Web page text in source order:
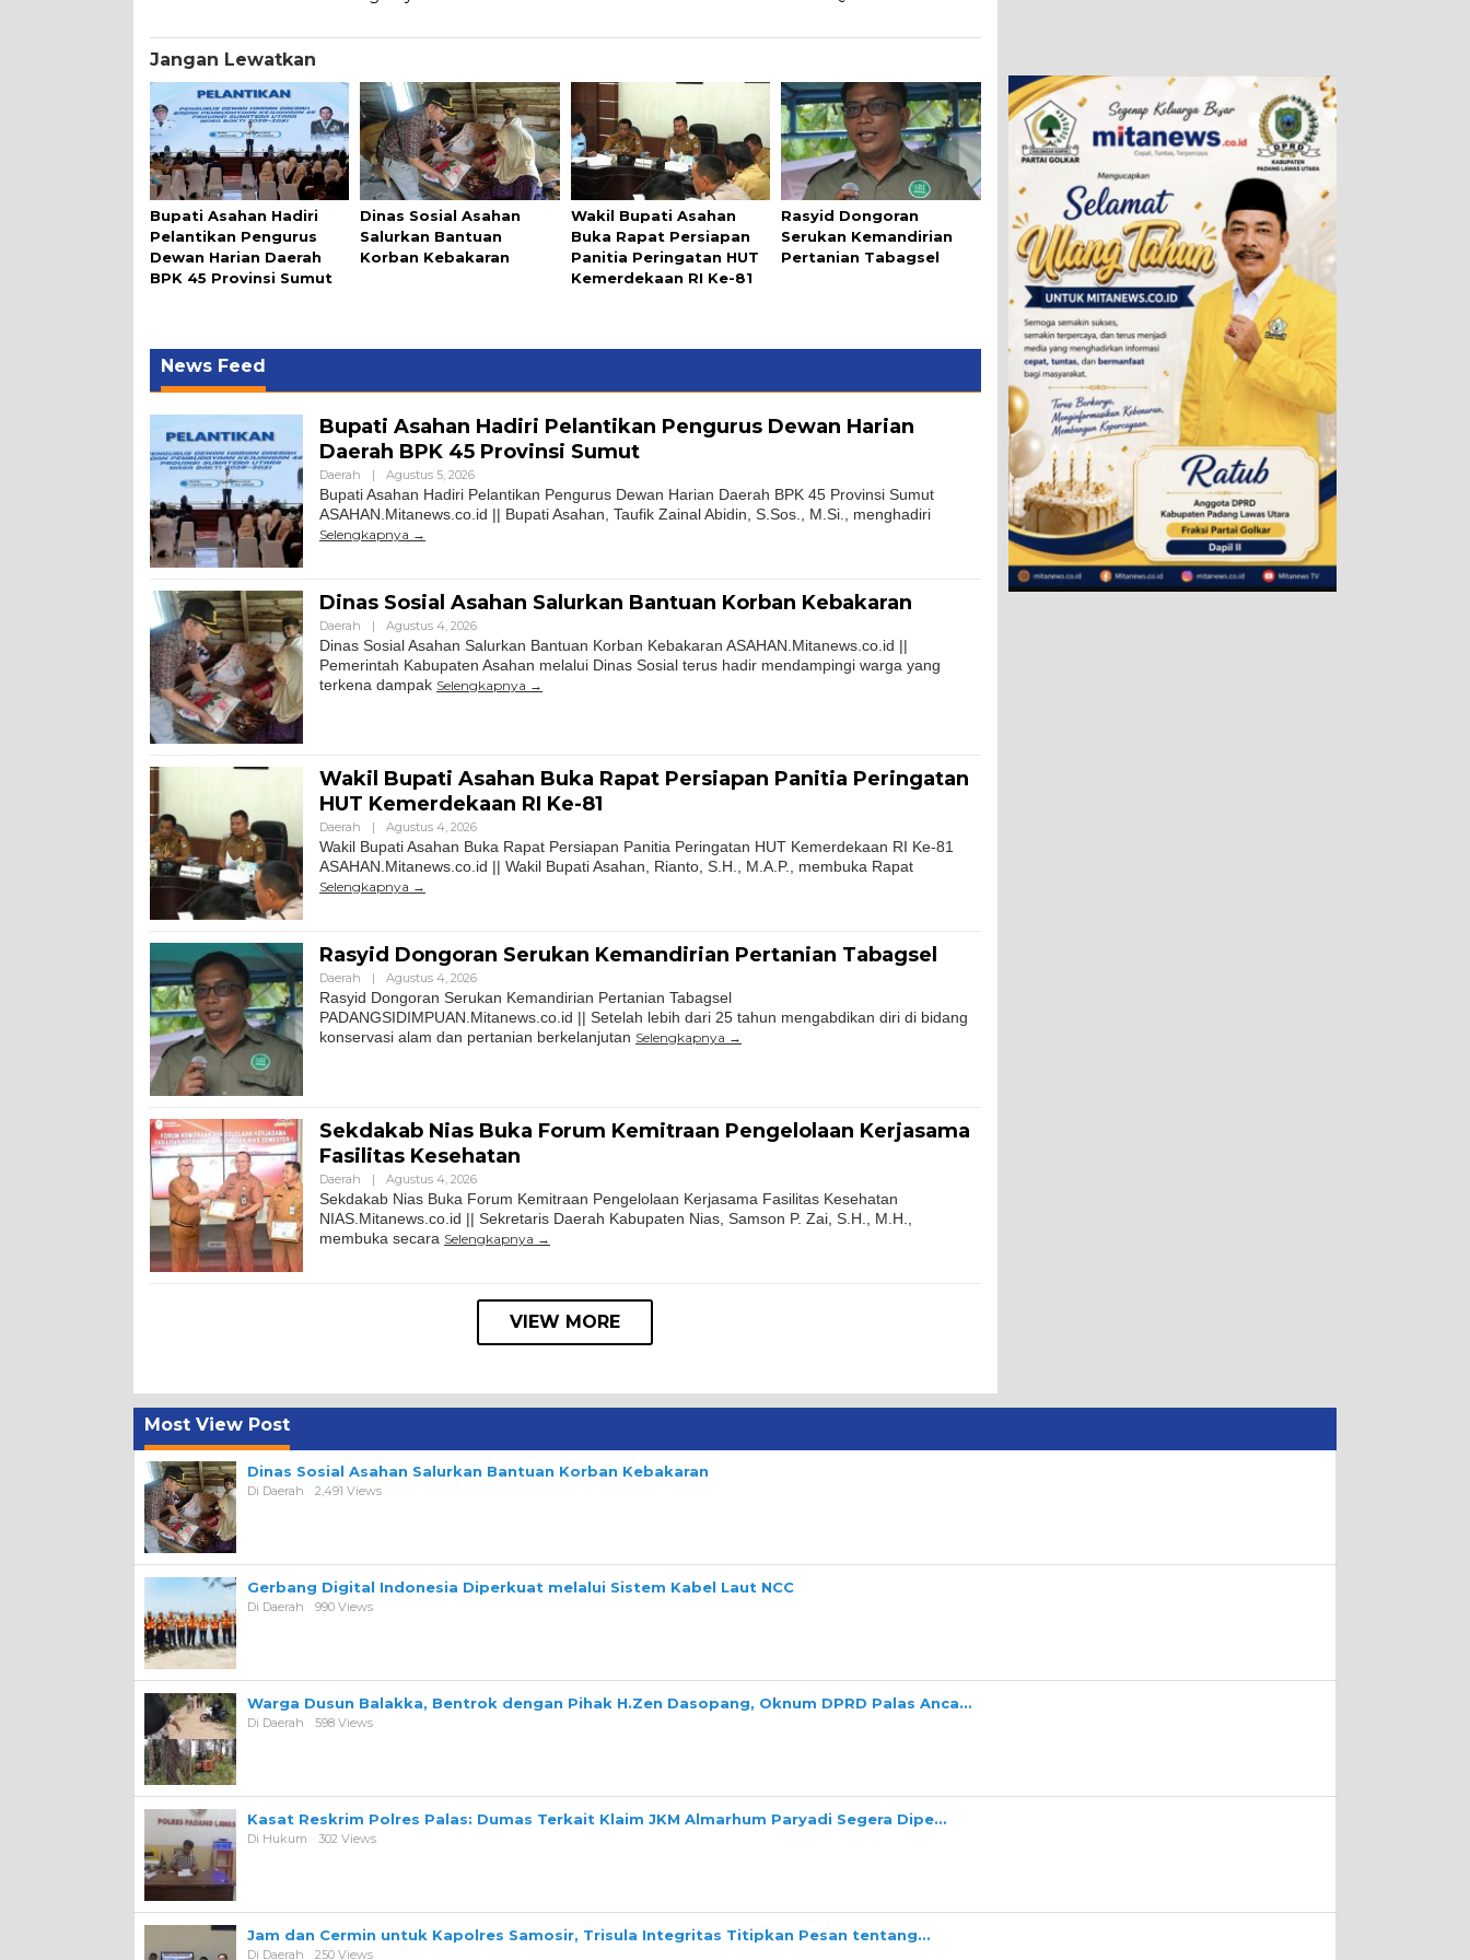
Jangan Lewatkan
Bupati Asahan Hadiri
Pelantikan Pengurus
Dewan Harian Daerah
BPK 45 Provinsi Sumut
Dinas Sosial Asahan
Salurkan Bantuan
Korban Kebakaran
Wakil Bupati Asahan
Buka Rapat Persiapan
Panitia Peringatan HUT
Kemerdekaan RI Ke-81
Rasyid Dongoran
Serukan Kemandirian
Pertanian Tabagsel
News Feed
Bupati Asahan Hadiri Pelantikan Pengurus Dewan Harian
Daerah BPK 45 Provinsi Sumut
Daerah | Agustus 5, 2026
Bupati Asahan Hadiri Pelantikan Pengurus Dewan Harian Daerah BPK 45 Provinsi Sumut
ASAHAN.Mitanews.co.id || Bupati Asahan, Taufik Zainal Abidin, S.Sos., M.Si., menghadiri
Selengkapnya
Dinas Sosial Asahan Salurkan Bantuan Korban Kebakaran
Daerah | Agustus 4, 2026
Dinas Sosial Asahan Salurkan Bantuan Korban Kebakaran ASAHAN.Mitanews.co.id ||
Pemerintah Kabupaten Asahan melalui Dinas Sosial terus hadir mendampingi warga yang
terkena dampak Selengkapnya
Wakil Bupati Asahan Buka Rapat Persiapan Panitia Peringatan
HUT Kemerdekaan RI Ke-81
Daerah | Agustus 4, 2026
Wakil Bupati Asahan Buka Rapat Persiapan Panitia Peringatan HUT Kemerdekaan RI Ke-81
ASAHAN.Mitanews.co.id || Wakil Bupati Asahan, Rianto, S.H., M.A.P., membuka Rapat
Selengkapnya
Rasyid Dongoran Serukan Kemandirian Pertanian Tabagsel
Daerah | Agustus 4, 2026
Rasyid Dongoran Serukan Kemandirian Pertanian Tabagsel
PADANGSIDIMPUAN.Mitanews.co.id || Setelah lebih dari 25 tahun mengabdikan diri di bidang
konservasi alam dan pertanian berkelanjutan Selengkapnya
Sekdakab Nias Buka Forum Kemitraan Pengelolaan Kerjasama
Fasilitas Kesehatan
Daerah | Agustus 4, 2026
Sekdakab Nias Buka Forum Kemitraan Pengelolaan Kerjasama Fasilitas Kesehatan
NIAS.Mitanews.co.id || Sekretaris Daerah Kabupaten Nias, Samson P. Zai, S.H., M.H.,
membuka secara Selengkapnya
VIEW MORE
Most View Post
Dinas Sosial Asahan Salurkan Bantuan Korban Kebakaran
Di Daerah 2,491 Views
Gerbang Digital Indonesia Diperkuat melalui Sistem Kabel Laut NCC
Di Daerah 990 Views
Warga Dusun Balakka, Bentrok dengan Pihak H.Zen Dasopang, Oknum DPRD Palas Anca…
Di Daerah 598 Views
Kasat Reskrim Polres Palas: Dumas Terkait Klaim JKM Almarhum Paryadi Segera Dipe…
Di Hukum 302 Views
Jam dan Cermin untuk Kapolres Samosir, Trisula Integritas Titipkan Pesan tentang…
Di Daerah 250 Views